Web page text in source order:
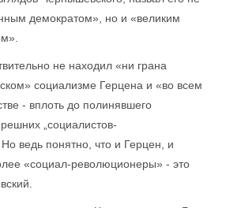
демократом», но и «великим
не находил «ни грана
социализме Герцена и «во всем
- вплоть до полинявшего
„социалистов-
ведь понятно, что и Герцен, и
«социал-революционеры» - это